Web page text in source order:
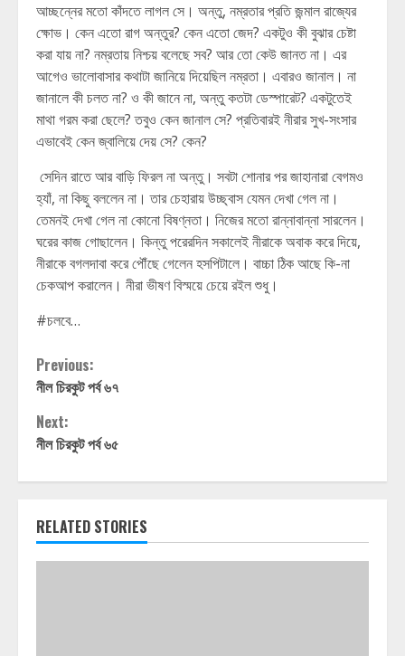
আচ্ছন্নের মতো কাঁদতে লাগল সে। অন্তু, নম্রতার প্রতি জন্মাল রাজ্যের
ক্ষোভ। কেন এতো রাগ অন্তুর? কেন এতো জেদ? একটুও কী বুঝার চেষ্টা
করা যায় না? নম্রতায় নিশ্চয় বলেছে সব? আর তো কেউ জানত না। এর
আগেও ভালোবাসার কথাটা জানিয়ে দিয়েছিল নম্রতা। এবারও জানাল। না
জানালে কী চলত না? ও কী জানে না, অন্তু কতটা ডেস্পারেট? একটুতেই
মাথা গরম করা ছেলে? তবুও কেন জানাল সে? প্রতিবারই নীরার সুখ-সংসার
এভাবেই কেন জ্বালিয়ে দেয় সে? কেন?
সেদিন রাতে আর বাড়ি ফিরল না অন্তু। সবটা শোনার পর জাহানারা বেগমও
হ্যাঁ, না কিছু বললেন না। তার চেহারায় উচ্ছ্বাস যেমন দেখা গেল না।
তেমনই দেখা গেল না কোনো বিষণ্নতা। নিজের মতো রান্নাবান্না সারলেন।
ঘরের কাজ গোছালেন। কিন্তু পরেরদিন সকালেই নীরাকে অবাক করে দিয়ে,
নীরাকে বগলদাবা করে পৌঁছে গেলেন হসপিটালে। বাচ্চা ঠিক আছে কি-না
চেকআপ করালেন। নীরা ভীষণ বিস্ময়ে চেয়ে রইল শুধু।
#চলবে…
Continue
Reading
Previous:
নীল চিরকুট পর্ব ৬৭
Next:
নীল চিরকুট পর্ব ৬৫
RELATED STORIES